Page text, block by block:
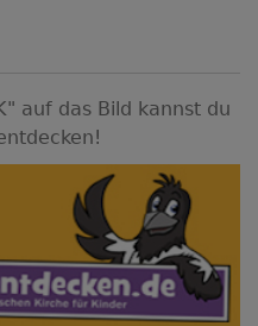
auf das Bild kannst du